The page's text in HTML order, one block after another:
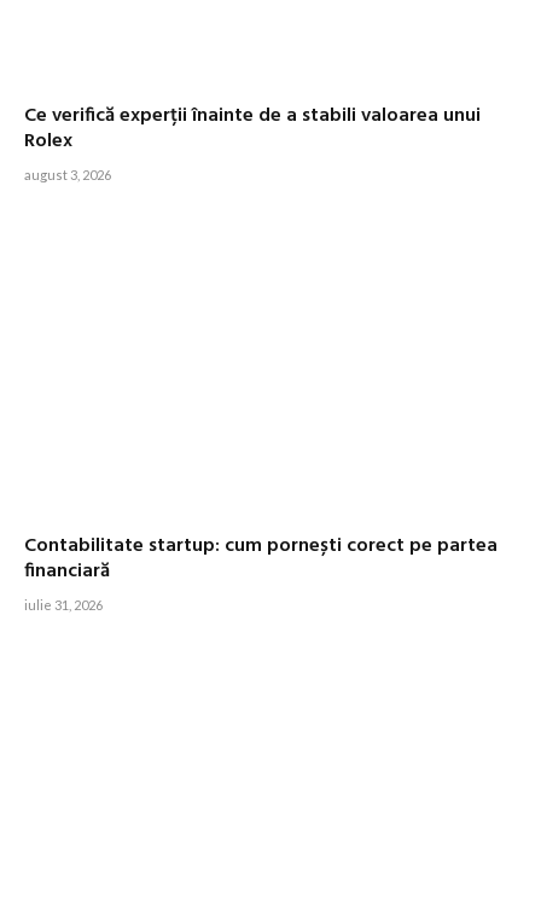
Ce verifică experții înainte de a stabili valoarea unui
Rolex
august 3, 2026
Contabilitate startup: cum pornești corect pe partea
financiară
iulie 31, 2026